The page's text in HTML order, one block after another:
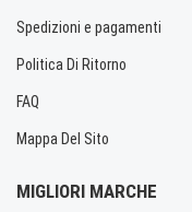
Spedizioni e pagamenti
Politica Di Ritorno
FAQ
Mappa Del Sito
MIGLIORI MARCHE